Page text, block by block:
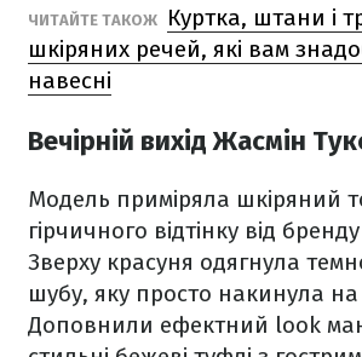
ЧИТАЙТЕ ТАКОЖ
Куртка, штани і
шкіряних речей, які вам
навесні
Вечірній вихід Жасмін
Модель приміряла шкіряний
гірчичного відтінку від
Зверху красуня одягнула
шубу, яку просто накинула на
Доповнили ефектний look